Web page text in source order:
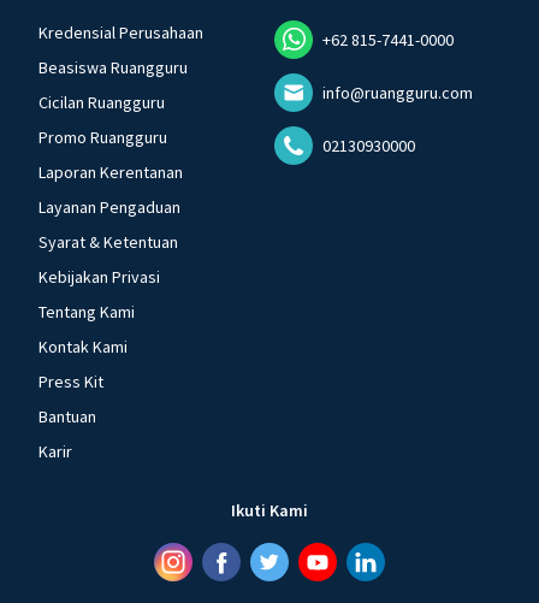
Kredensial Perusahaan
Beasiswa Ruangguru
Cicilan Ruangguru
Promo Ruangguru
Laporan Kerentanan
Layanan Pengaduan
Syarat & Ketentuan
Kebijakan Privasi
Tentang Kami
Kontak Kami
Press Kit
Bantuan
Karir
+62 815-7441-0000
info@ruangguru.com
02130930000
Ikuti Kami